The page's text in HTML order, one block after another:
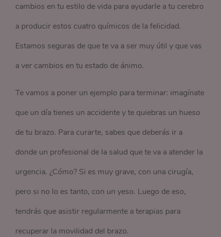
cambios en tu estilo de vida para ayudarle a tu cerebro
a producir estos cuatro químicos de la felicidad.
Estamos seguras de que te va a ser muy útil y que vas
a ver cambios en tu estado de ánimo.
Te vamos a poner un ejemplo para terminar: imagínate
que un día tienes un accidente y te quiebras un hueso
de tu brazo. Para curarte, sabes que deberás ir a
donde un profesional de la salud que te va a atender la
urgencia. ¿Cómo? Si es muy grave, con una cirugía,
pero si no lo es tanto, con un yeso. Luego de eso,
tendrás que asistir regularmente a terapias para
recuperar la movilidad del brazo.